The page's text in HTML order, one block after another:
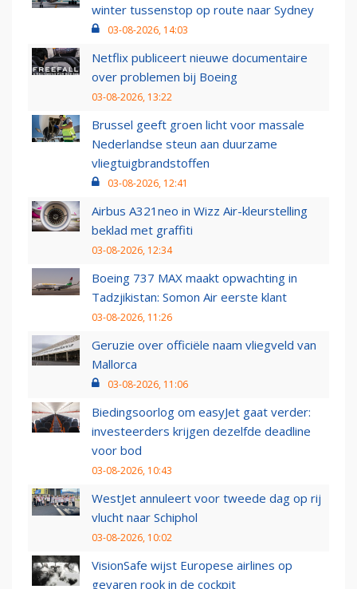
winter tussenstop op route naar Sydney
03-08-2026, 14:03
Netflix publiceert nieuwe documentaire
over problemen bij Boeing
03-08-2026, 13:22
Brussel geeft groen licht voor massale
Nederlandse steun aan duurzame
vliegtuigbrandstoffen
03-08-2026, 12:41
Airbus A321neo in Wizz Air-kleurstelling
beklad met graffiti
03-08-2026, 12:34
Boeing 737 MAX maakt opwachting in
Tadzjikistan: Somon Air eerste klant
03-08-2026, 11:26
Geruzie over officiële naam vliegveld van
Mallorca
03-08-2026, 11:06
Biedingsoorlog om easyJet gaat verder:
investeerders krijgen dezelfde deadline
voor bod
03-08-2026, 10:43
WestJet annuleert voor tweede dag op rij
vlucht naar Schiphol
03-08-2026, 10:02
VisionSafe wijst Europese airlines op
gevaren rook in de cockpit